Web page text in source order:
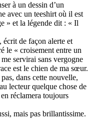
à un dessin d’un
avec un teeshirt où il est
» et la légende dit : « Il
écrit de façon alerte et
le « croisement entre un
servirai sans vergogne
est le chien de ma sœur.
dans cette nouvelle,
lecteur quelque chose de
réclamera toujours
mais pas brillantissime.